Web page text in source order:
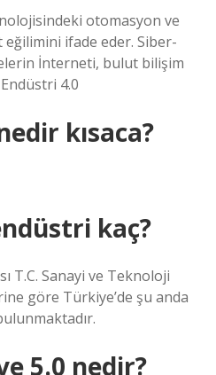
otomasyon ve
eğilimini ifade eder. Siber-
İnterneti, bulut bilişim
4.0
kısaca?
kaç?
T.C. Sanayi ve Teknoloji
göre Türkiye’de şu anda
5.0 nedir?